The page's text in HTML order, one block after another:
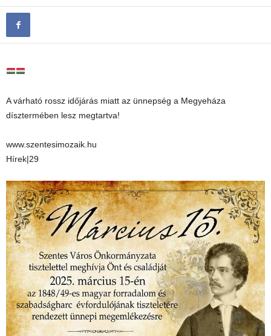
A várható rossz időjárás miatt az ünnepség a Megyeháza
dísztermében lesz megtartva!
www.szentesimozaik.hu
Hírek|29